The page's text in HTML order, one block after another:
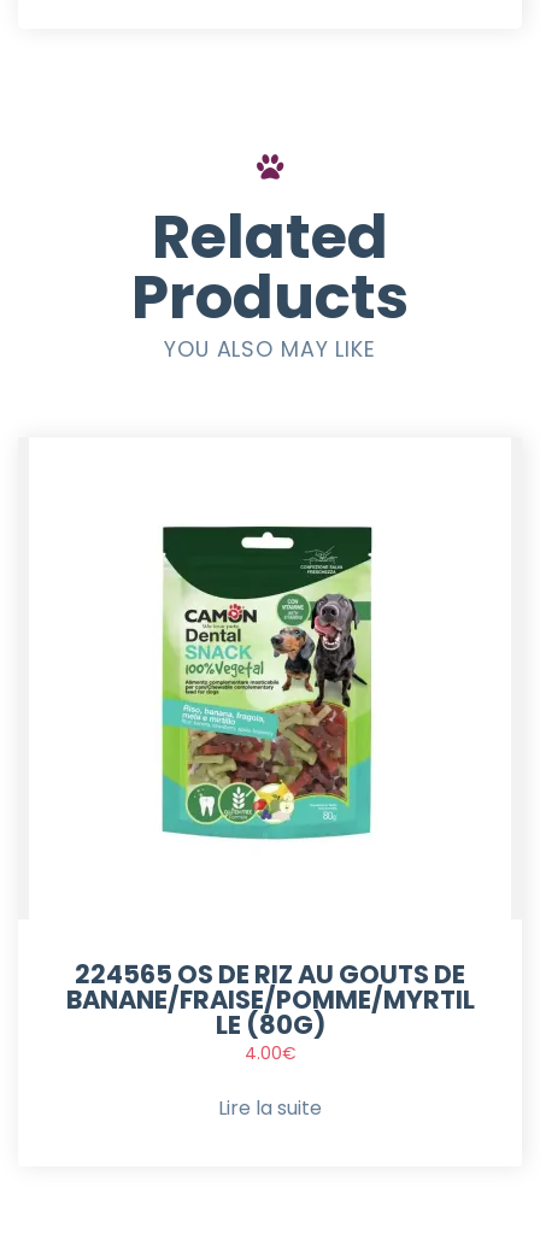
Related
Products
YOU ALSO MAY LIKE
224565 OS DE RIZ AU GOUTS DE
BANANE/FRAISE/POMME/MYRTIL
LE (80G)
4.00€
Lire la suite